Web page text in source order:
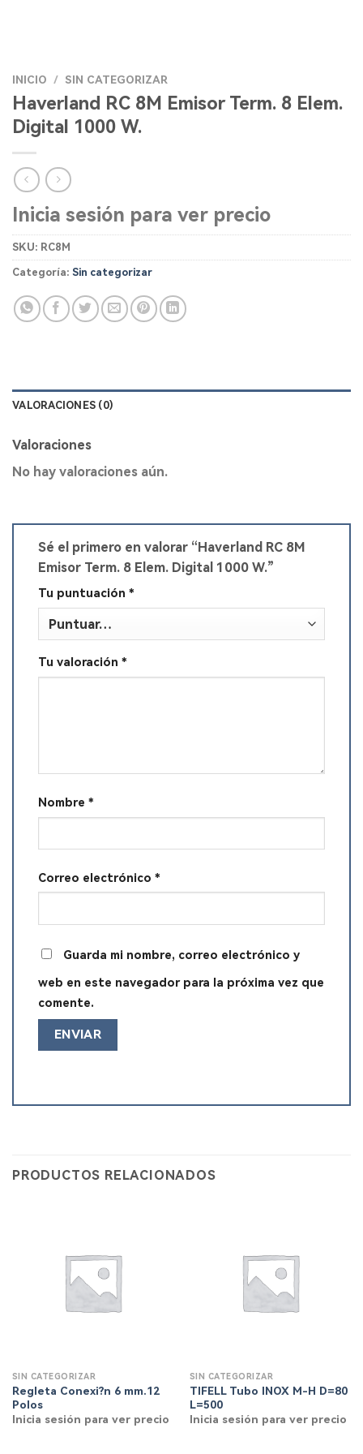
INICIO / SIN CATEGORIZAR
Haverland RC 8M Emisor Term. 8 Elem.
Digital 1000 W.
Inicia sesión para ver precio
SKU: RC8M
Categoría: Sin categorizar
VALORACIONES (0)
Valoraciones
No hay valoraciones aún.
Sé el primero en valorar “Haverland RC 8M
Emisor Term. 8 Elem. Digital 1000 W.”
Tu puntuación *
Tu valoración *
Nombre *
Correo electrónico *
Guarda mi nombre, correo electrónico y
web en este navegador para la próxima vez que
comente.
PRODUCTOS RELACIONADOS
SIN CATEGORIZAR
Regleta Conexi?n 6 mm.12
Polos
Inicia sesión para ver precio
SIN CATEGORIZAR
TIFELL Tubo INOX M-H D=80
L=500
Inicia sesión para ver precio